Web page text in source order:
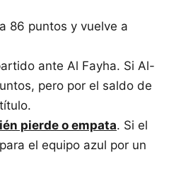
86 puntos y vuelve a
ante Al Fayha. Si Al-
pero por el saldo de
pierde o empata. Si el
el equipo azul por un